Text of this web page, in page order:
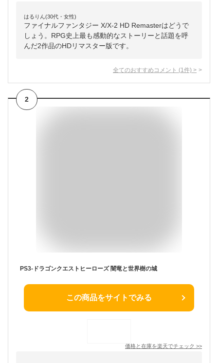
はるりん(30代・女性)
ファイナルファンタジー X/X-2 HD Remasterはどうで
しょう。RPG史上最も感動的なストーリーと話題を呼
んだ2作品のHDリマスター版です。
全てのおすすめコメント (1 件) >
2
PS3-ドラゴンクエストヒーローズ 闇竜と世界樹の城
この商品をサイトでみる
価格と在庫を楽天でチェック >>